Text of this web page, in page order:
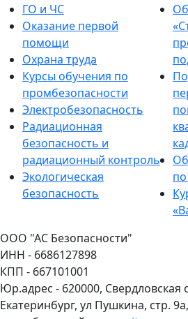
ГО и ЧС
Оказание первой
помощи
Охрана труда
Курсы обучения по
промбезопасности
Электробезопасность
Радиационная
безопасность и
радиационный контроль
Экологическая
безопасность
ООО "АС Безопасности"
ИНН - 6686127898
КПП - 667101001
Юр.адрес - 620000, Свердловская
Екатеринбург, ул Пушкина, стр.